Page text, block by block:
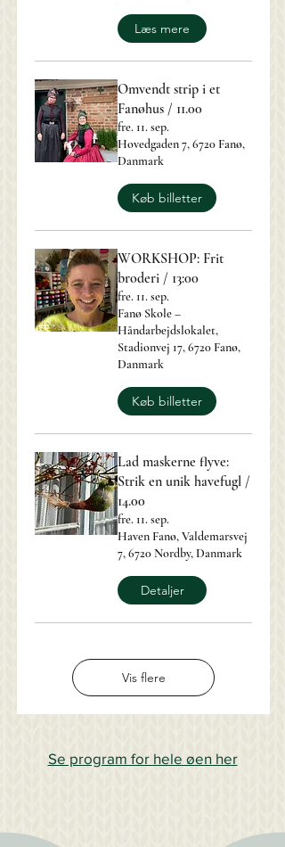
Læs mere
Omvendt strip i et
Fanøhus / 11.00
fre. 11. sep.
Hovedgaden 7, 6720 Fanø,
Danmark
Køb billetter
WORKSHOP: Frit
broderi / 13:00
fre. 11. sep.
Fanø Skole –
Håndarbejdslokalet,
Stadionvej 17, 6720 Fanø,
Danmark
Køb billetter
Lad maskerne flyve:
Strik en unik havefugl /
14.00
fre. 11. sep.
Haven Fanø, Valdemarsvej
7, 6720 Nordby, Danmark
Detaljer
Vis flere
Se program for hele øen her